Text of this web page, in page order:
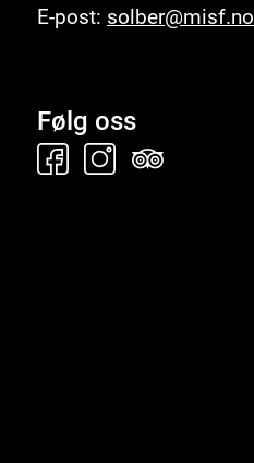
E-post: solber@misf.no
Følg oss